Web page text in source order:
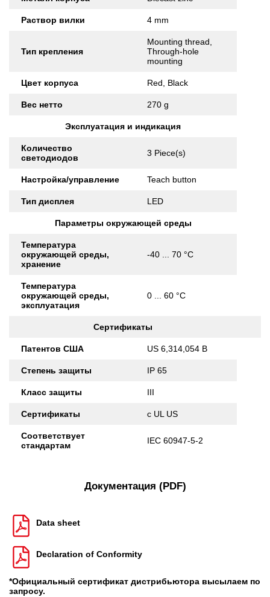
Раствор вилки 4 mm
Тип крепления
Mounting thread,
Through-hole
mounting
Цвет корпуса Red, Black
Вес нетто 270 g
Эксплуатация и индикация
Количество
светодиодов
3 Piece(s)
Настройка/управление Teach button
Тип дисплея LED
Параметры окружающей среды
Температура
окружающей среды,
хранение
-40 ... 70 °C
Температура
окружающей среды,
эксплуатация
0 ... 60 °C
Сертификаты
Патентов США US 6,314,054 B
Степень защиты IP 65
Класс защиты III
Сертификаты c UL US
Соответствует
стандартам
IEC 60947-5-2
Документация (PDF)
Data sheet
Declaration of Conformity
*Официальный сертификат дистрибьютора высылаем по
запросу.